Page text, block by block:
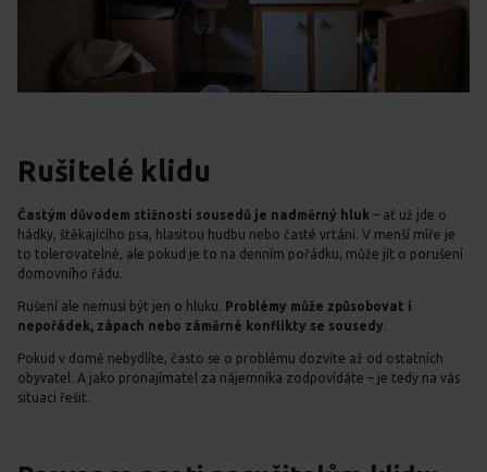
Rušitelé klidu
Častým důvodem stížností sousedů je nadměrný hluk – ať už jde o
hádky, štěkajícího psa, hlasitou hudbu nebo časté vrtání. V menší míře je
to tolerovatelné, ale pokud je to na denním pořádku, může jít o porušení
domovního řádu.
Rušení ale nemusí být jen o hluku. Problémy může způsobovat i
nepořádek, zápach nebo záměrné konflikty se sousedy.
Pokud v domě nebydlíte, často se o problému dozvíte až od ostatních
obyvatel. A jako pronajímatel za nájemníka zodpovídáte – je tedy na vás
situaci řešit.